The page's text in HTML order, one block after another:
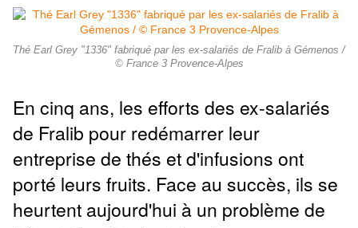
Thé Earl Grey "1336" fabriqué par les ex-salariés de Fralib à Gémenos /
© France 3 Provence-Alpes
En cinq ans, les efforts des ex-salariés
de Fralib pour redémarrer leur
entreprise de thés et d'infusions ont
porté leurs fruits. Face au succès, ils se
heurtent aujourd'hui à un problème de